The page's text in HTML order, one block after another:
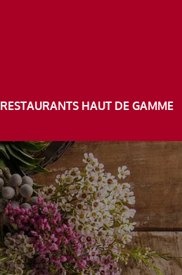
RESTAURANTS HAUT DE GAMME